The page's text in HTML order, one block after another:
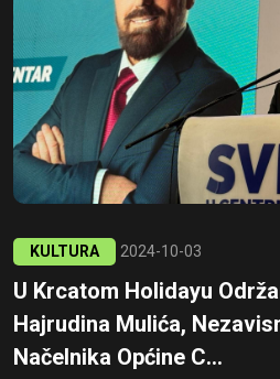
KULTURA 2024-10-03
U Krcatom Holidayu
Hajrudina Mulića,
Načelnika Općine C...